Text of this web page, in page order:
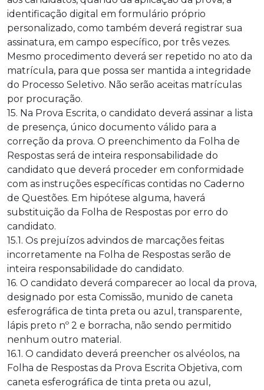
identificação digital em formulário próprio
personalizado, como também deverá registrar sua
assinatura, em campo específico, por três vezes.
Mesmo procedimento deverá ser repetido no ato da
matrícula, para que possa ser mantida a integridade
do Processo Seletivo. Não serão aceitas matrículas
por procuração.
15. Na Prova Escrita, o candidato deverá assinar a lista
de presença, único documento válido para a
correção da prova. O preenchimento da Folha de
Respostas será de inteira responsabilidade do
candidato que deverá proceder em conformidade
com as instruções específicas contidas no Caderno
de Questões. Em hipótese alguma, haverá
substituição da Folha de Respostas por erro do
candidato.
15.1. Os prejuízos advindos de marcações feitas
incorretamente na Folha de Respostas serão de
inteira responsabilidade do candidato.
16. O candidato deverá comparecer ao local da prova,
designado por esta Comissão, munido de caneta
esferográfica de tinta preta ou azul, transparente,
lápis preto nº 2 e borracha, não sendo permitido
nenhum outro material.
16.1. O candidato deverá preencher os alvéolos, na
Folha de Respostas da Prova Escrita Objetiva, com
caneta esferográfica de tinta preta ou azul,